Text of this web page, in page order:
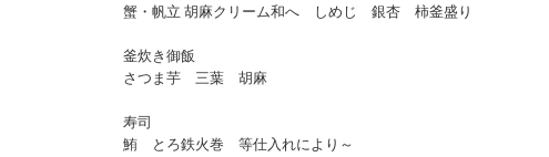
蟹・帆立 胡麻クリーム和へ しめじ 銀杏 柿釜盛り
釜炊き御飯
さつま芋 三葉 胡麻
寿司
鮪 とろ鉄火巻 等仕入れにより～